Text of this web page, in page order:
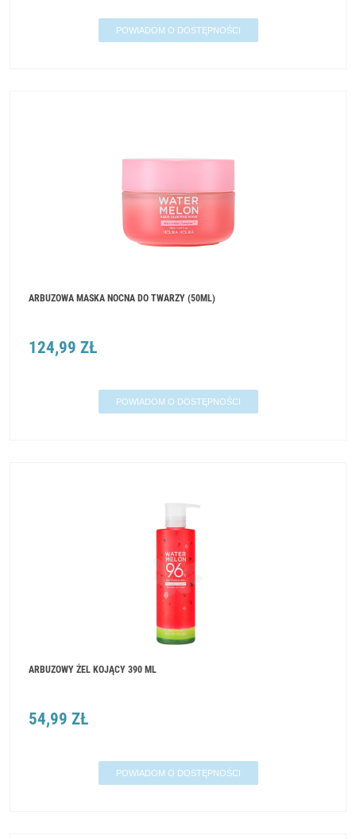
POWIADOM O DOSTĘPNOŚCI
ARBUZOWA MASKA NOCNA DO TWARZY (50ML)
124,99 ZŁ
POWIADOM O DOSTĘPNOŚCI
ARBUZOWY ŻEL KOJĄCY 390 ML
54,99 ZŁ
POWIADOM O DOSTĘPNOŚCI